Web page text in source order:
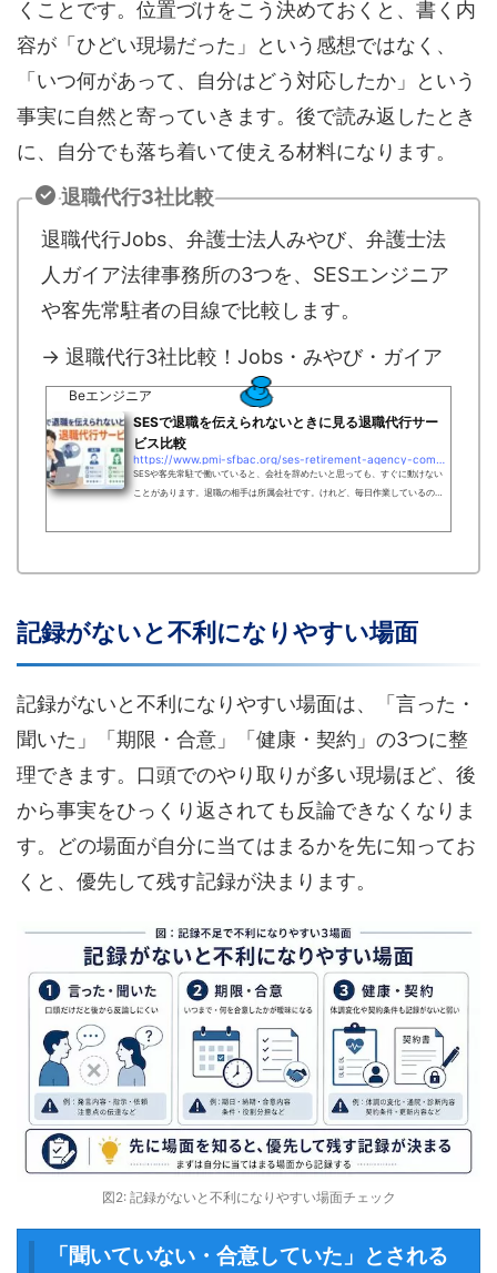
くことです。位置づけをこう決めておくと、書く内
容が「ひどい現場だった」という感想ではなく、
「いつ何があって、自分はどう対応したか」という
事実に自然と寄っていきます。後で読み返したとき
に、自分でも落ち着いて使える材料になります。
退職代行3社比較
退職代行Jobs、弁護士法人みやび、弁護士法
人ガイア法律事務所の3つを、SESエンジニア
や客先常駐者の目線で比較します。
→ 退職代行3社比較！Jobs・みやび・ガイア
Beエンジニア
SESで退職を伝えられないときに見る退職代行サー
ビス比較
SESや客先常駐で働いていると、会社を辞めたいと思っても、すぐに動けない
ことがあります。退職の相手は所属会社です。けれど、毎日作業しているのは
与PC、入館証、アカウント、引き継ぎ、退職届、離職票、源泉徴収票まで絡む
記録がないと不利になりやすい場面
記録がないと不利になりやすい場面は、「言った・
聞いた」「期限・合意」「健康・契約」の3つに整
理できます。口頭でのやり取りが多い現場ほど、後
から事実をひっくり返されても反論できなくなりま
す。どの場面が自分に当てはまるかを先に知ってお
くと、優先して残す記録が決まります。
図2: 記録がないと不利になりやすい場面チェック
「聞いていない・合意していた」とされる